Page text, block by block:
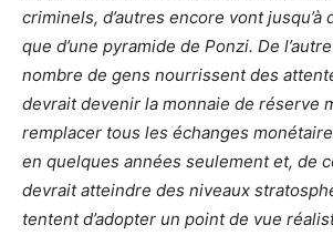
criminels, d’autres encore vont jusqu’à
que d’une pyramide de Ponzi. De
nombre de gens nourrissent des
devrait devenir la monnaie de réserve
remplacer tous les échanges
en quelques années seulement et, de
devrait atteindre des niveaux
tentent d’adopter un point de vue